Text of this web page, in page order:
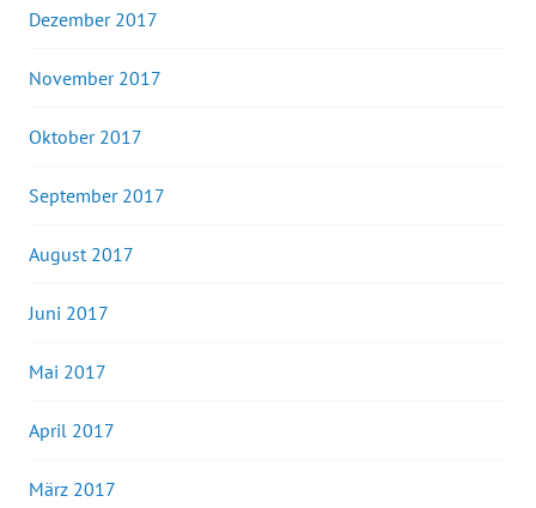
Dezember 2017
November 2017
Oktober 2017
September 2017
August 2017
Juni 2017
Mai 2017
April 2017
März 2017